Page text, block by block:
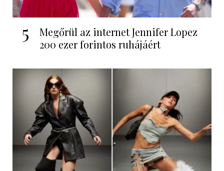
5
Megőrül az internet Jennifer Lopez
200 ezer forintos ruhájáért